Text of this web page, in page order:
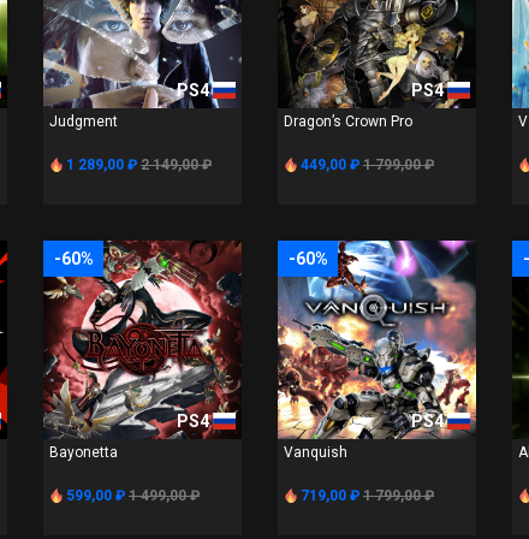
PS4
Judgment
1 289,00 ₽ 2 149,00 ₽
PS4
Dragon’s Crown Pro
449,00 ₽ 1 799,00 ₽
-60%
PS4
Bayonetta
599,00 ₽ 1 499,00 ₽
-60%
PS4
Vanquish
719,00 ₽ 1 799,00 ₽